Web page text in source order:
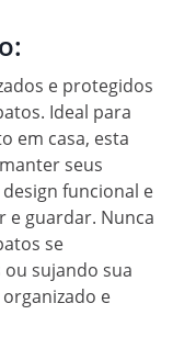
e protegidos
Ideal para
em casa, esta
seus
funcional e
e guardar. Nunca
se
sujando sua
e